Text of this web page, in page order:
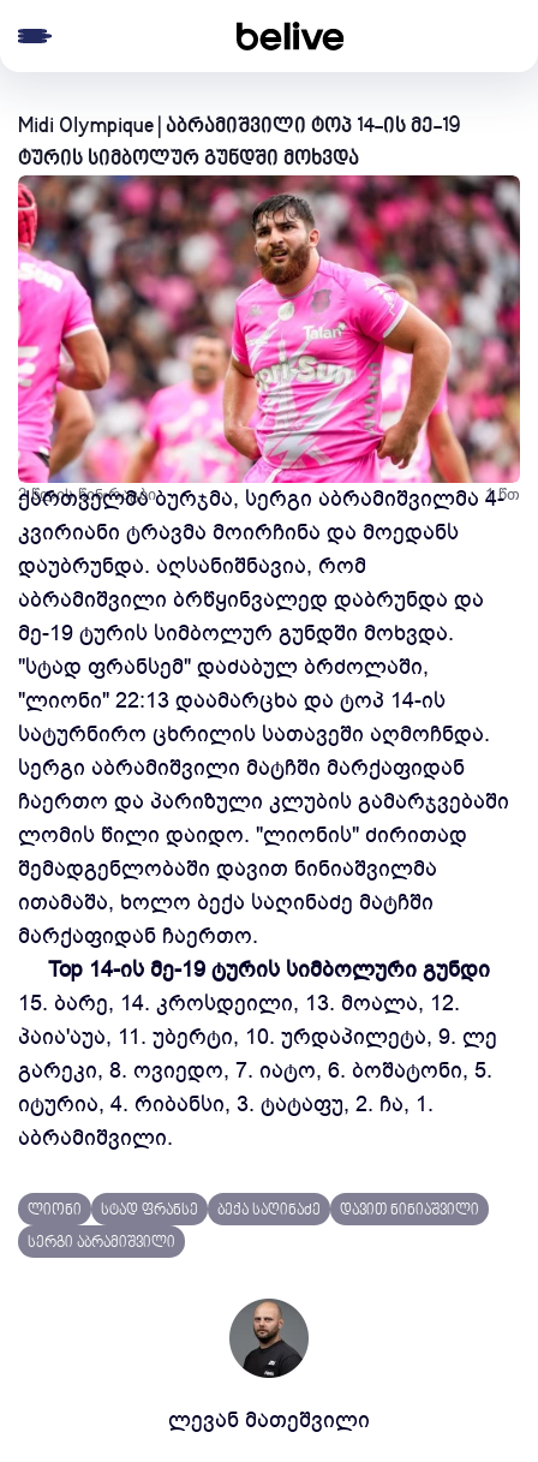
Midi Olympique | აბრამიშვილი ტოპ 14-ის მე-19
ტურის სიმბოლურ გუნდში მოხვდა
2 წლის წინ რაგბი 1 წთ
ქართველმა ბურჯმა, სერგი აბრამიშვილმა 4-
კვირიანი ტრავმა მოირჩინა და მოედანს
დაუბრუნდა. აღსანიშნავია, რომ
აბრამიშვილი ბრწყინვალედ დაბრუნდა და
მე-19 ტურის სიმბოლურ გუნდში მოხვდა.
"სტად ფრანსემ" დაძაბულ ბრძოლაში,
"ლიონი" 22:13 დაამარცხა და ტოპ 14-ის
სატურნირო ცხრილის სათავეში აღმოჩნდა.
სერგი აბრამიშვილი მატჩში მარქაფიდან
ჩაერთო და პარიზული კლუბის გამარჯვებაში
ლომის წილი დაიდო. "ლიონის" ძირითად
შემადგენლობაში დავით ნინიაშვილმა
ითამაშა, ხოლო ბექა საღინაძე მატჩში
მარქაფიდან ჩაერთო.
Top 14-ის მე-19 ტურის სიმბოლური გუნდი
15. ბარე, 14. კროსდეილი, 13. მოალა, 12.
პაია'აუა, 11. უბერტი, 10. ურდაპილეტა, 9. ლე
გარეკი, 8. ოვიედო, 7. იატო, 6. ბოშატონი, 5.
იტურია, 4. რიბანსი, 3. ტატაფუ, 2. ჩა, 1.
აბრამიშვილი.
ლიონი სტად ფრანსე ბექა საღინაძე
დავით ნინიაშვილი
სერგი აბრამიშვილი
ლევან მათეშვილი